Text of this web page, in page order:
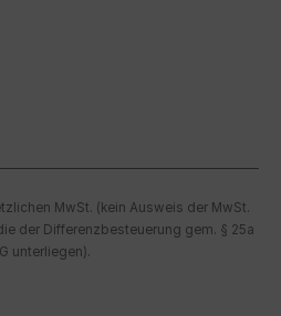
MwSt. (kein Ausweis der MwSt.
der Differenzbesteuerung gem. § 25a
unterliegen).